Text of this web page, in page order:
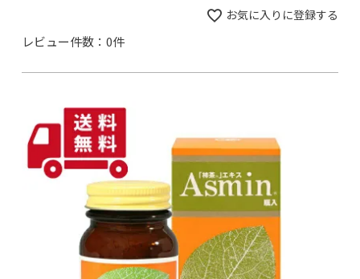
お気に入りに登録する
レビュー件数：0件